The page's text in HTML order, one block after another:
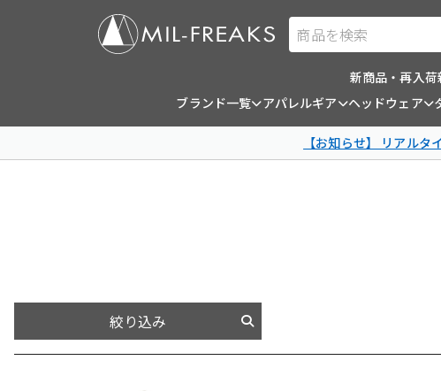
商品を検索
新商品・再入荷
ブランド一覧
アパレルギア ヘッドウェア
【お知らせ】 リアル
絞り込み